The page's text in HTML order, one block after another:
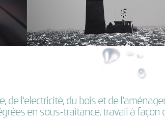
de l'electricité, du bois et de
en sous-traitance, travail à façon